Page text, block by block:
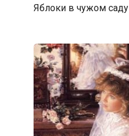
Яблоки в чужом саду